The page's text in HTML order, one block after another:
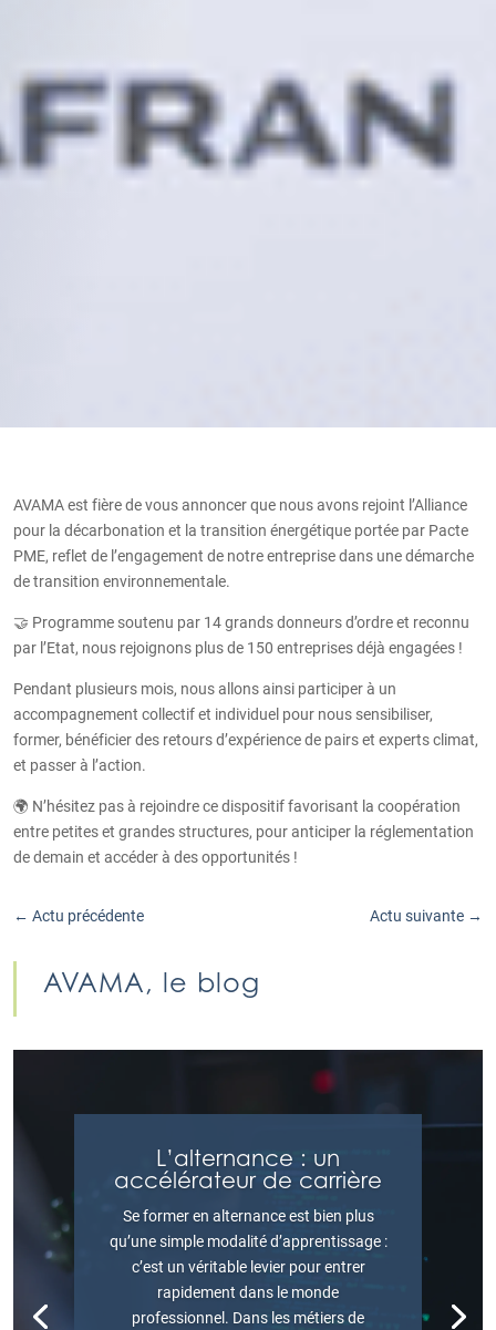
AVAMA est fière de vous annoncer que nous avons rejoint l’Alliance
pour la décarbonation et la transition énergétique portée par Pacte
PME, reflet de l’engagement de notre entreprise dans une démarche
de transition environnementale.
🤝 Programme soutenu par 14 grands donneurs d’ordre et reconnu
par l’Etat, nous rejoignons plus de 150 entreprises déjà engagées !
Pendant plusieurs mois, nous allons ainsi participer à un
accompagnement collectif et individuel pour nous sensibiliser,
former, bénéficier des retours d’expérience de pairs et experts climat,
et passer à l’action.
🌍 N’hésitez pas à rejoindre ce dispositif favorisant la coopération
entre petites et grandes structures, pour anticiper la réglementation
de demain et accéder à des opportunités !
← Actu précédente Actu suivante →
AVAMA, le blog
L’alternance : un
accélérateur de carrière
Se former en alternance est bien plus
qu’une simple modalité d’apprentissage :
c’est un véritable levier pour entrer
rapidement dans le monde
professionnel. Dans les métiers de